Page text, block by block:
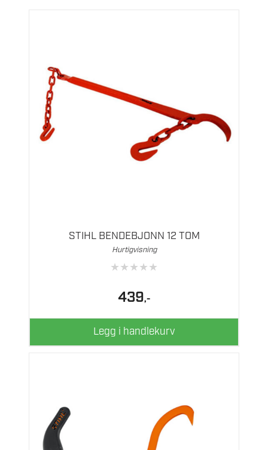
STIHL BENDEBJONN 12 TOM
Hurtigvisning
★★★★★
439,-
Legg i handlekurv